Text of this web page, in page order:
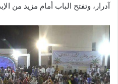
آدرار، وتفتح الباب أمام مزيد من